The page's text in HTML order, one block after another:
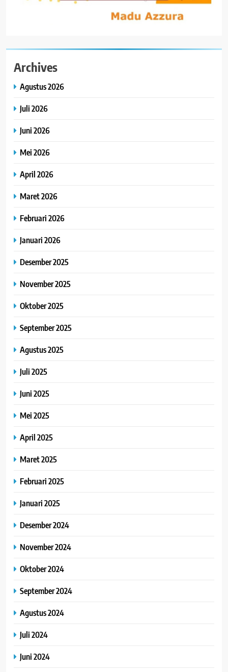
Archives
Agustus 2026
Juli 2026
Juni 2026
Mei 2026
April 2026
Maret 2026
Februari 2026
Januari 2026
Desember 2025
November 2025
Oktober 2025
September 2025
Agustus 2025
Juli 2025
Juni 2025
Mei 2025
April 2025
Maret 2025
Februari 2025
Januari 2025
Desember 2024
November 2024
Oktober 2024
September 2024
Agustus 2024
Juli 2024
Juni 2024